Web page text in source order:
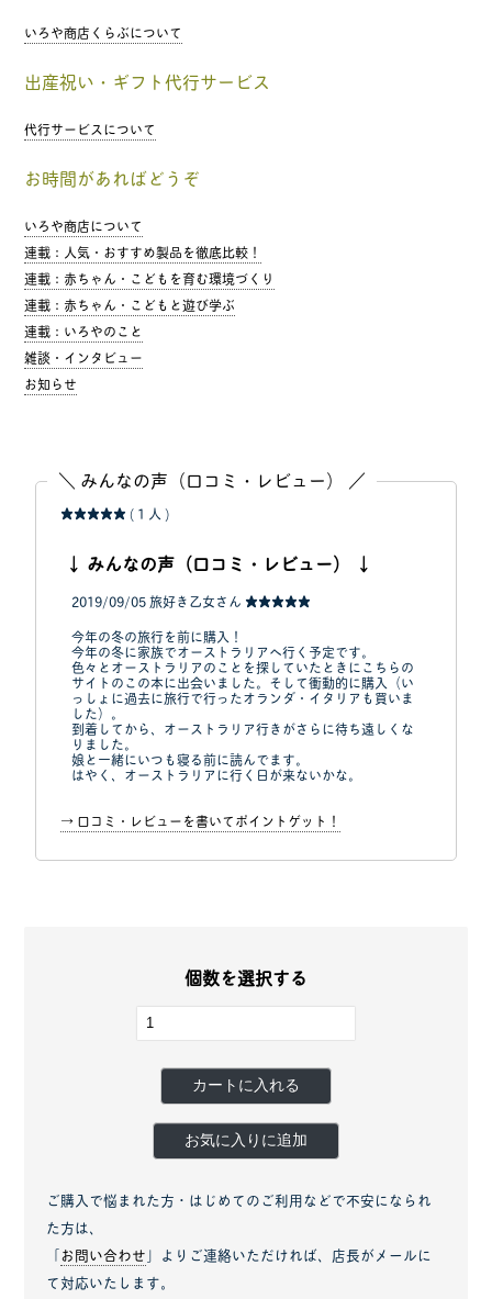
いろや商店くらぶについて
出産祝い・ギフト代行サービス
代行サービスについて
お時間があればどうぞ
いろや商店について
連載：人気・おすすめ製品を徹底比較！
連載：赤ちゃん・こどもを育む環境づくり
連載：赤ちゃん・こどもと遊び学ぶ
連載：いろやのこと
雑談・インタビュー
お知らせ
＼ みんなの声（口コミ・レビュー） ／
★★★★★( 1 人 )
↓ みんなの声（口コミ・レビュー） ↓
2019/09/05旅好き乙女さん ★★★★★
今年の冬の旅行を前に購入！
今年の冬に家族でオーストラリアへ行く予定です。
色々とオーストラリアのことを探していたときにこちらの
サイトのこの本に出会いました。そして衝動的に購入（い
っしょに過去に旅行で行ったオランダ・イタリアも買いま
した）。
到着してから、オーストラリア行きがさらに待ち遠しくな
りました。
娘と一緒にいつも寝る前に読んでます。
はやく、オーストラリアに行く日が来ないかな。
→ 口コミ・レビューを書いてポイントゲット！
個数を選択する
カートに入れる
お気に入りに追加
ご購入で悩まれた方・はじめてのご利用などで不安になられ
た方は、
「お問い合わせ 」よりご連絡いただければ、店長がメールに
て対応いたします。